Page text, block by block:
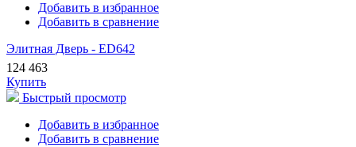
Добавить в избранное
Добавить в сравнение
Элитная Дверь - ED642
124 463
Купить
Быстрый просмотр
Добавить в избранное
Добавить в сравнение